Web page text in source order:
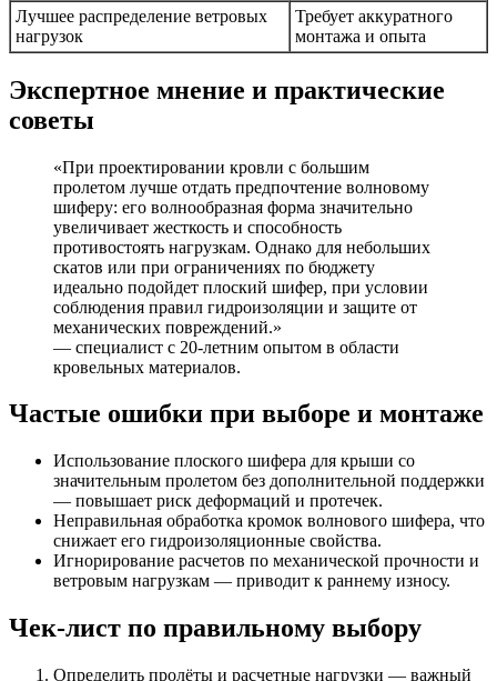
Лучшее распределение ветровых
нагрузок
Требует аккуратного
монтажа и опыта
Экспертное мнение и практические
советы
«При проектировании кровли с большим
пролетом лучше отдать предпочтение волновому
шиферу: его волнообразная форма значительно
увеличивает жесткость и способность
противостоять нагрузкам. Однако для небольших
скатов или при ограничениях по бюджету
идеально подойдет плоский шифер, при условии
соблюдения правил гидроизоляции и защите от
механических повреждений.»
— специалист с 20-летним опытом в области
кровельных материалов.
Частые ошибки при выборе и монтаже
Использование плоского шифера для крыши со
значительным пролетом без дополнительной поддержки
— повышает риск деформаций и протечек.
Неправильная обработка кромок волнового шифера, что
снижает его гидроизоляционные свойства.
Игнорирование расчетов по механической прочности и
ветровым нагрузкам — приводит к раннему износу.
Чек-лист по правильному выбору
Определить пролёты и расчетные нагрузки — важный